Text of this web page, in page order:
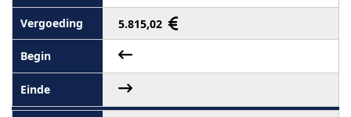
5.815,02